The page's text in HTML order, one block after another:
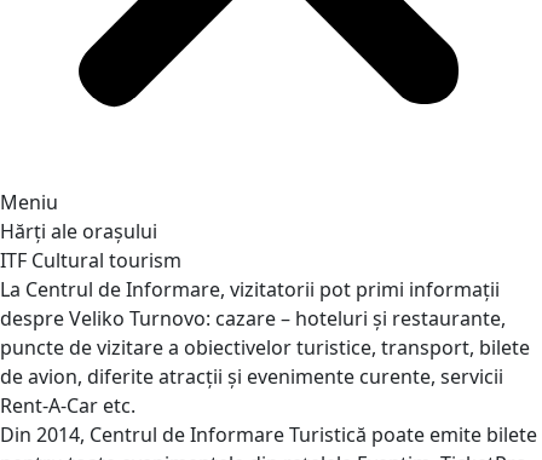
Meniu
Hărți ale orașului
ITF Cultural tourism
La Centrul de Informare, vizitatorii pot primi informații
despre Veliko Turnovo: cazare – hoteluri și restaurante,
puncte de vizitare a obiectivelor turistice, transport, bilete
de avion, diferite atracții și evenimente curente, servicii
Rent-A-Car etc.
Din 2014, Centrul de Informare Turistică poate emite bilete